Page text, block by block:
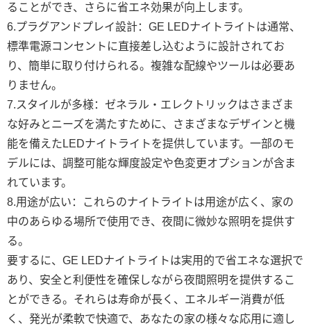
ることができ、さらに省エネ効果が向上します。
6.プラグアンドプレイ設計：GE LEDナイトライトは通常、
標準電源コンセントに直接差し込むように設計されてお
り、簡単に取り付けられる。複雑な配線やツールは必要あ
りません。
7.スタイルが多様：ゼネラル・エレクトリックはさまざま
な好みとニーズを満たすために、さまざまなデザインと機
能を備えたLEDナイトライトを提供しています。一部のモ
デルには、調整可能な輝度設定や色変更オプションが含ま
れています。
8.用途が広い：これらのナイトライトは用途が広く、家の
中のあらゆる場所で使用でき、夜間に微妙な照明を提供す
る。
要するに、GE LEDナイトライトは実用的で省エネな選択で
あり、安全と利便性を確保しながら夜間照明を提供するこ
とができる。それらは寿命が長く、エネルギー消費が低
く、発光が柔軟で快適で、あなたの家の様々な応用に適し